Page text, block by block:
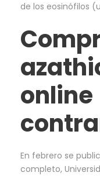
de los eosinófilos
online
En febrero se
completo,